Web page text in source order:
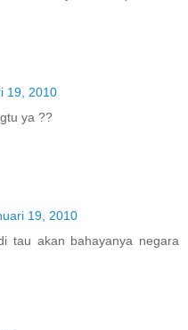
19, 2010
ya ??
19, 2010
tau akan bahayanya negara